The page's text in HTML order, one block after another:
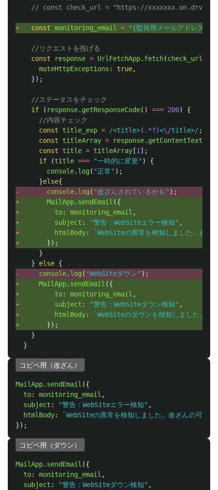
// const check_url = "https://
+ const monitoring_email = "{監視用メールアドレス}
//リクエストを投げる
const
response = UrlFetchApp. fetch(check_url
muteHttpExceptions : true,
});
//ステータスをチェック
if
( response. getResponseCode() === 200)
{
//内容チェック
const
title_exp = /<title>( .*?)<\/title>/;
const
titleArray = response. getContentText
const
title = titleArray [1 ];
if
(title === "一時的に変更" )
{
console. log( "正常 " );
}else{
-
console. log ( "改ざんされているかも " );
+
MailApp. sendEmail ({
+
to: monitoring_email ,
+
subject : "警告：WebSiteエラー検知" ,
+
htmlBody:
`WebSiteの異常を検知しました。改ざ
+
});
}
}
else {
-
console. log ( "WebSiteダウン" );
+
MailApp. sendEmail ({
+
to: monitoring_email ,
+
subject : "警告：WebSiteダウン検知" ,
+
htmlBody:
`WebSiteのダウンを検知しました。確
+
});
}
}
コピペ用（改ざん）
MailApp. sendEmail ({
to: monitoring_email ,
subject : "警告：WebSiteエラー検知" ,
htmlBody:
`WebSiteの異常を検知しました。改ざんの可能
});
コピペ用（ダウン）
MailApp. sendEmail ({
to: monitoring_email ,
subject : "警告：WebSiteダウン検知" ,